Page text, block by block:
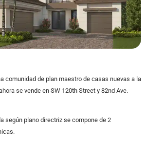
comunidad de plan maestro de casas nuevas a la
se vende en SW 120th Street y 82nd Ave.
según plano directriz se compone de 2